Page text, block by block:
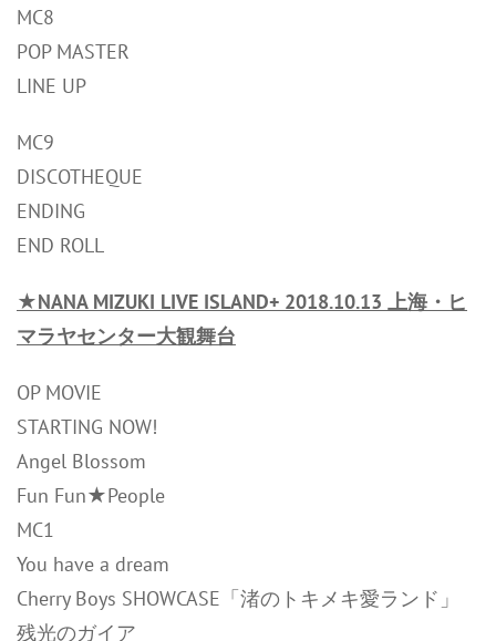
MC8
POP MASTER
LINE UP
MC9
DISCOTHEQUE
ENDING
END ROLL
★NANA MIZUKI LIVE ISLAND+ 2018.10.13 上海・ヒ
マラヤセンター大観舞台
OP MOVIE
STARTING NOW!
Angel Blossom
Fun Fun★People
MC1
You have a dream
Cherry Boys SHOWCASE「渚のトキメキ愛ランド」
残光のガイア